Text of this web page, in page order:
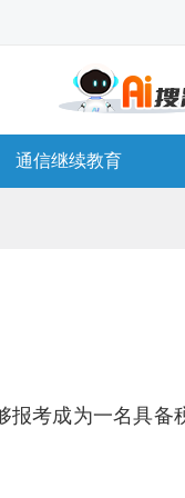
通信继续教育
报考成为一名具备